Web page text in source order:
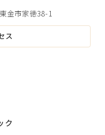
金市家徳38-1
ス
ク